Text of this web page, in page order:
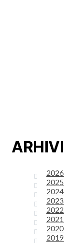
ARHIVI
2026
2025
2024
2023
2022
2021
2020
2019